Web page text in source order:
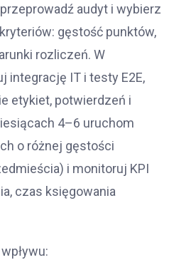
audyt i wybierz
gęstość punktów,
rozliczeń. W
integrację IT i testy E2E,
etykiet, potwierdzeń i
4–6 uruchom
o różnej gęstości
i monitoruj KPI
czas księgowania